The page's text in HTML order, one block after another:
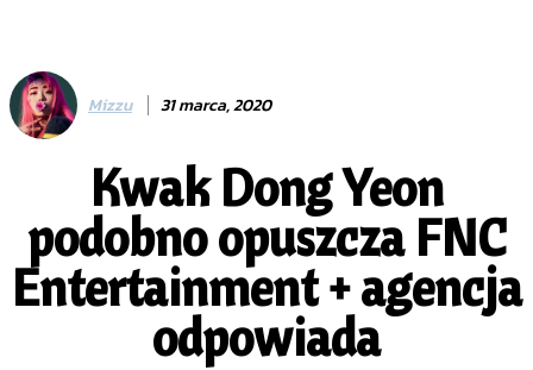
Mizzu 31 marca, 2020
Kwak Dong Yeon
podobno opuszcza FNC
Entertainment + agencja
odpowiada